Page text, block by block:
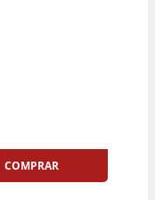
COMPRAR